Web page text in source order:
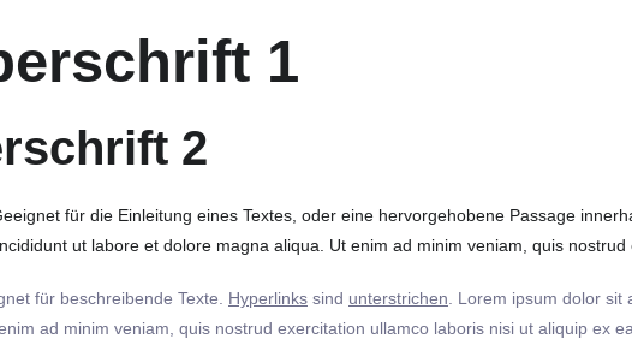
1
2
für die Einleitung eines Textes, oder eine hervorgehobene Passage
ut labore et dolore magna aliqua. Ut enim ad minim veniam, quis
für beschreibende Texte. Hyperlinks sind unterstrichen . Lorem ipsum dolor sit
ad minim veniam, quis nostrud exercitation ullamco laboris nisi ut aliquip ex